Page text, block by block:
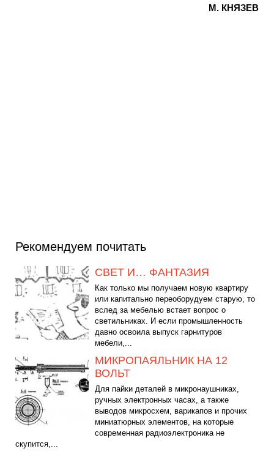
М. КНЯЗЕВ
Рекомендуем почитать
СВЕТ И… ФАНТАЗИЯ
Как только мы получаем новую квартиру
или капитально переоборудуем старую, то
вслед за мебелью встает вопрос о
светильниках. И если промышленность
давно освоила выпуск гарнитуров
мебели,...
МИКРОПАЯЛЬНИК НА 12
ВОЛЬТ
Для пайки деталей в микронаушниках,
ручных электронных часах, а также
выводов микросхем, варикапов и прочих
миниатюрных элементов, на которые
современная радиоэлектроника не
скупится,...